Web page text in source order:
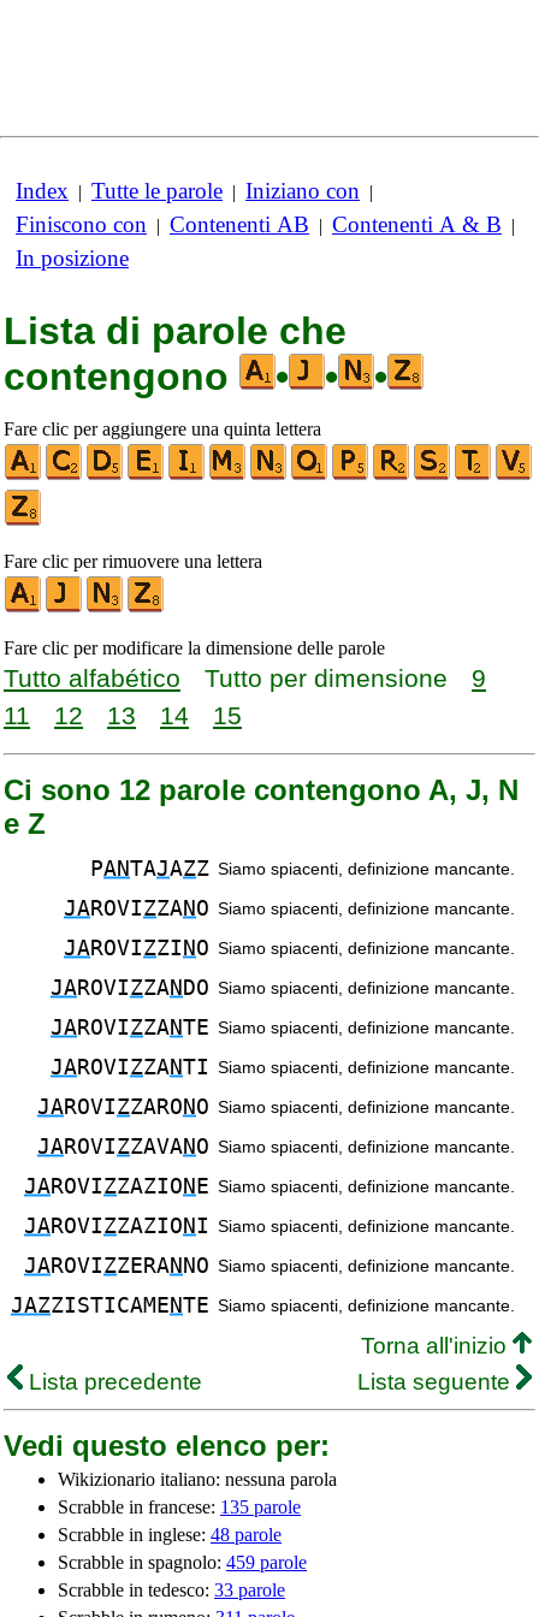
Index | Tutte le parole | Iniziano con |
Finiscono con | Contenenti AB | Contenenti A & B |
In posizione
Lista di parole che
contengono
• • •
Fare clic per aggiungere una quinta lettera
Fare clic per rimuovere una lettera
Fare clic per modificare la dimensione delle parole
Tutto alfabético Tutto per dimensione
9
11
12 13 14 15
Ci sono 12 parole contengono A, J, N
e Z
PANTAJAZZ Siamo spiacenti, definizione mancante.
JAROVIZZAN O Siamo spiacenti, definizione mancante.
JAROVIZZI N O Siamo spiacenti, definizione mancante.
JAROVIZZAN DO Siamo spiacenti, definizione mancante.
JAROVIZZANTE Siamo spiacenti, definizione mancante.
JAROVIZZANTI Siamo spiacenti, definizione mancante.
JAROVIZZARO N O Siamo spiacenti, definizione mancante.
JAROVIZZAVAN O Siamo spiacenti, definizione mancante.
JAROVIZZAZIO N E Siamo spiacenti, definizione mancante.
JAROVIZZAZIO N I Siamo spiacenti, definizione mancante.
JAROVIZZERAN NO Siamo spiacenti, definizione mancante.
JAZZISTICAME NTE Siamo spiacenti, definizione mancante.
Torna all'inizio
Lista precedente
Lista seguente
Vedi questo elenco per:
Wikizionario italiano: nessuna parola
Scrabble in francese: 135 parole
Scrabble in inglese: 48 parole
Scrabble in spagnolo: 459 parole
Scrabble in tedesco: 33 parole